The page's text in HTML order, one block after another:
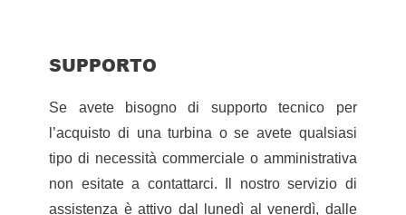
SUPPORTO
Se avete bisogno di supporto tecnico per
l’acquisto di una turbina o se avete qualsiasi
tipo di necessità commerciale o amministrativa
non esitate a contattarci. Il nostro servizio di
assistenza è attivo dal lunedì al venerdì, dalle